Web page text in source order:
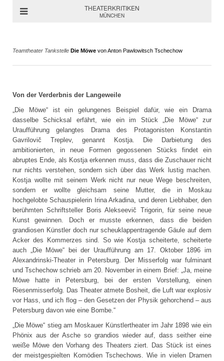
THEATERKRITIKEN
MÜNCHEN
Teamtheater Tankstelle Die Möwe von Anton Pawlowitsch Tschechow
Von der Verderbnis der Langeweile
„Die Möwe“ ist ein gelungenes Beispiel dafür, wie ein Drama
dasselbe Schicksal erfährt, wie ein im Stück „Die Möwe“ zur
Uraufführung gelangtes Drama des Protagonisten Konstantin
Gavrilovič Treplev, genannt Kostja. Die Darbietung des
ambitionierten, in neue Formen gegossenen Stücks findet ein
abruptes Ende, als Kostja erkennen muss, dass die Zuschauer nicht
nur nichts verstehen, sondern sich über das Werk lustig machen.
Kostja wollte mit seinem Werk nicht nur neue Wege beschreiten,
sondern er wollte gleichsam seine Mutter, die in Moskau
hochgelobte Schauspielerin Irina Arkadina, und deren Liebhaber, den
berühmten Schriftsteller Boris Alekseevič Trigorin, für seine neue
Kunst gewinnen. Doch er musste erkennen, dass die beiden
grandiosen Künstler doch nur scheuklappentragende Gäule auf dem
Acker des Kommerzes sind. So wie Kostja scheiterte, scheiterte
auch „Die Möwe“ bei der Uraufführung am 17. Oktober 1896 im
Alexandrinski-Theater in Petersburg. Der Misserfolg war fulminant
und Tschechow schrieb am 20. November in einem Brief: „Ja, meine
Möwe hatte in Petersburg, bei der ersten Vorstellung, einen
Riesenmisserfolg. Das Theater atmete Bosheit, die Luft war explosiv
vor Hass, und ich flog – den Gesetzen der Physik gehorchend – aus
Petersburg davon wie eine Bombe.“
„Die Möwe“ stieg am Moskauer Künstlertheater im Jahr 1898 wie ein
Phönix aus der Asche so grandios wieder auf, dass seither eine
weiße Möwe den Vorhang des Theaters ziert. Das Stück ist eines
der meistgespielten Komödien Tschechows. Wie in vielen Dramen